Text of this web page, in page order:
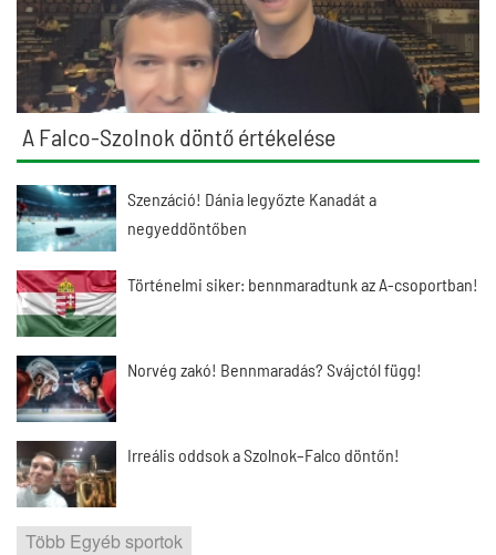
A Falco-Szolnok döntő értékelése
Szenzáció! Dánia legyőzte Kanadát a
negyeddöntőben
Történelmi siker: bennmaradtunk az A-csoportban!
Norvég zakó! Bennmaradás? Svájctól függ!
Irreális oddsok a Szolnok–Falco döntőn!
Több Egyéb sportok